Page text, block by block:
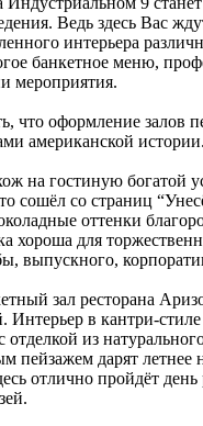
Ведь здесь Вас
интерьера
банкетное меню,
мероприятия.
что оформление залов
американской истории.
на гостиную богатой
сошёл со страниц
оттенки
хороша для
выпускного,
зал ресторана
Интерьер в кантри-
из
пейзажем дарят летнее
отлично пройдёт